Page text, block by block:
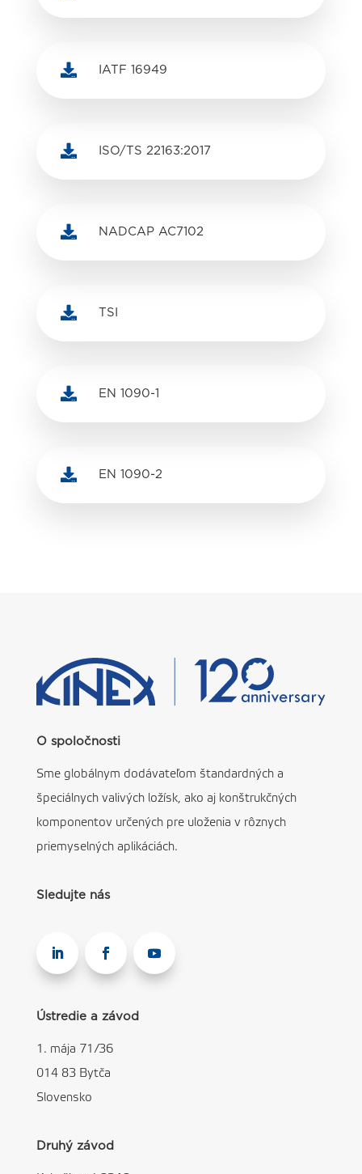
 IATF 16949
 ISO/TS 22163:2017
 NADCAP AC7102
 TSI
 EN 1090-1
 EN 1090-2
O spoločnosti
Sme globálnym dodávateľom štandardných a
špeciálnych valivých ložísk, ako aj konštrukčných
komponentov určených pre uloženia v rôznych
priemyselných aplikáciách.
Sledujte nás
Ústredie a závod
1. mája 71/36
014 83 Bytča
Slovensko
Druhý závod